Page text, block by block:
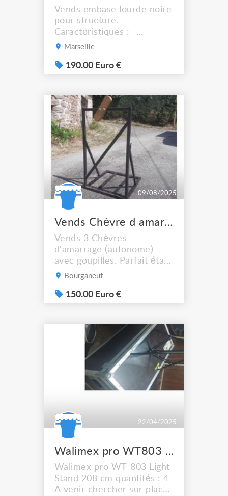
Vends embase lourde noire
pour structure.
Caractéristiques : -
Diamètre 49cm - Poids :
Avec poignée - Kits de
jonction non compris Prix
sur place Marseille 13015
Marseille
190.00 Euro €
09/08/2025
Vends Chèvre d amarrage
Vends 3 Chèvres
d'amarrage (autonome)
avec goupilles. Parfait état.
150€/Unité
Bourganeuf
150.00 Euro €
22/04/2025
Walimex pro WT803 Light Stand 208 cm
Walimex pro WT-803 Light
Stand 208 cm quantités : 4
A venir chercher sur place